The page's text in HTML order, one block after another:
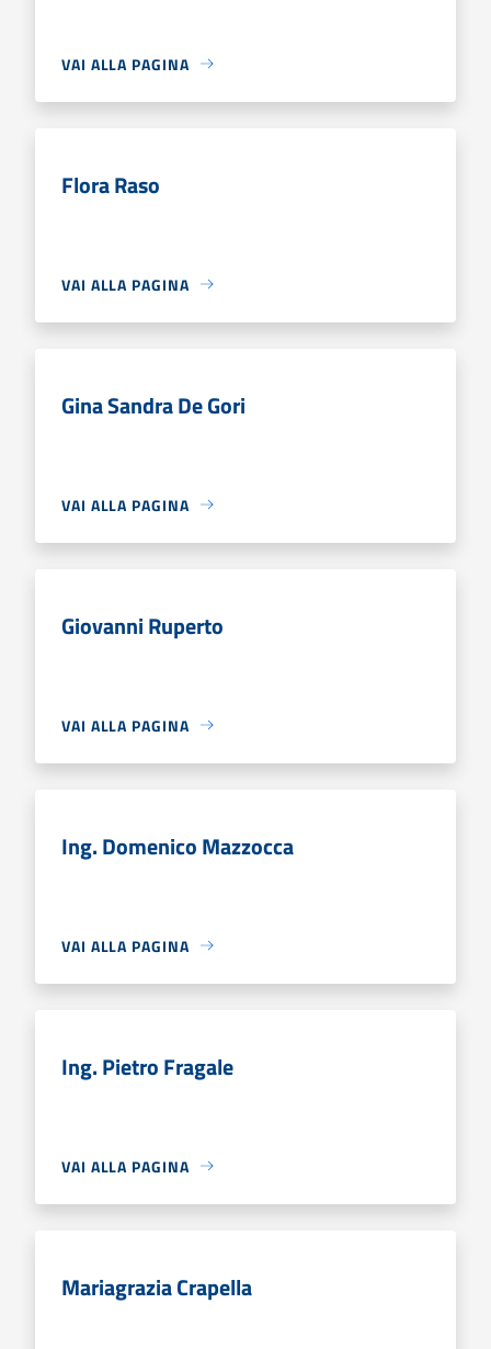
VAI ALLA PAGINA
Flora Raso
VAI ALLA PAGINA
Gina Sandra De Gori
VAI ALLA PAGINA
Giovanni Ruperto
VAI ALLA PAGINA
Ing. Domenico Mazzocca
VAI ALLA PAGINA
Ing. Pietro Fragale
VAI ALLA PAGINA
Mariagrazia Crapella